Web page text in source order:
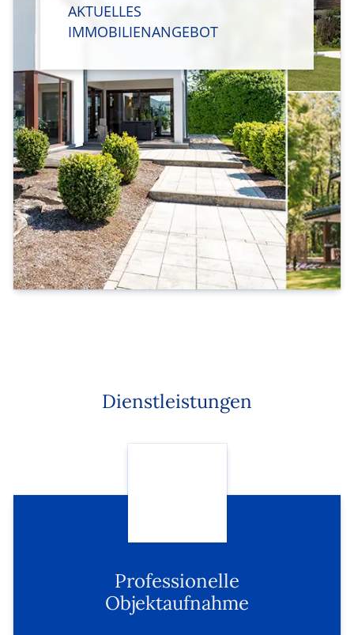
AKTUELLES
IMMOBILIENANGEBOT
Dienstleistungen
Professionelle
Objektaufnahme